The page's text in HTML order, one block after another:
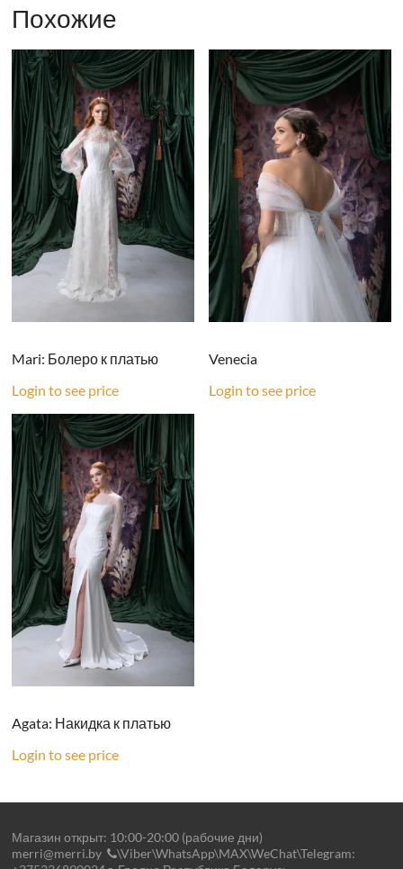
Похожие
Mari: Болеро к платью
Login to see price
Venecia
Login to see price
Agata: Накидка к платью
Login to see price
Магазин открыт: 10:00-20:00 (рабочие дни)
merri@merri.by
\Viber\WhatsApp\MAX\WeChat\Telegram: